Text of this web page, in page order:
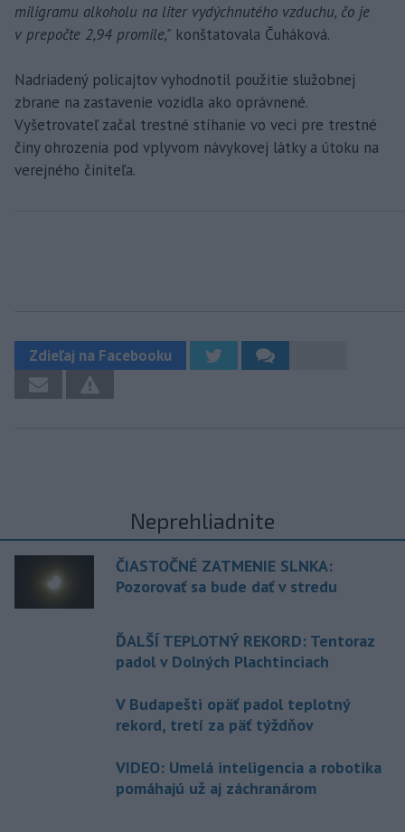
miligramu alkoholu na liter vydýchnutého vzduchu, čo je
v prepočte 2,94 promile," konštatovala Čuháková.
Nadriadený policajtov vyhodnotil použitie služobnej
zbrane na zastavenie vozidla ako oprávnené.
Vyšetrovateľ začal trestné stíhanie vo veci pre trestné
činy ohrozenia pod vplyvom návykovej látky a útoku na
verejného činiteľa.
Zdieľaj na Facebooku
Neprehliadnite
ČIASTOČNÉ ZATMENIE SLNKA:
Pozorovať sa bude dať v stredu
ĎALŠÍ TEPLOTNÝ REKORD: Tentoraz
padol v Dolných Plachtinciach
V Budapešti opäť padol teplotný
rekord, tretí za päť týždňov
VIDEO: Umelá inteligencia a robotika
pomáhajú už aj záchranárom